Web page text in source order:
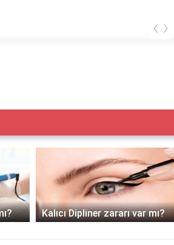
‹ ›
Kalıcı Dipliner zararı var mı?